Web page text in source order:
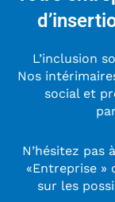
dans les
délais
L’inclusion
Nos
social et
N’hésitez pas
«Entreprise »
sur les